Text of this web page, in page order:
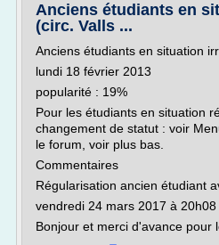
Anciens étudiants en
(circ. Valls ...
Anciens étudiants en situation
lundi 18 février 2013
popularité : 19%
Pour les étudiants en situation
changement de statut : voir
le forum, voir plus bas.
Commentaires
Régularisation ancien étudiant
vendredi 24 mars 2017 à
Bonjour et merci d'avance pour